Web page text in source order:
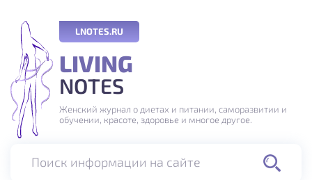
LNOTES.RU
LIVING
NOTES
Женский журнал о диетах и питании, саморазвитии и
обучении, красоте, здоровье и многое другое.